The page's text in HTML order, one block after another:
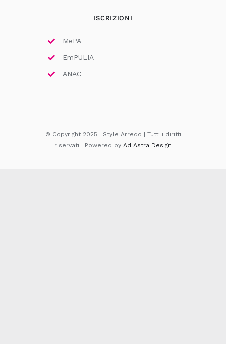
ISCRIZIONI
MePA
EmPULIA
ANAC
© Copyright 2025 | Style Arredo | Tutti i diritti
riservati | Powered by Ad Astra Design